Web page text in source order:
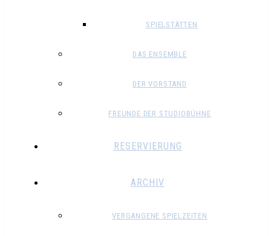
SPIELSTÄTTEN
DAS ENSEMBLE
DER VORSTAND
FREUNDE DER STUDIOBÜHNE
RESERVIERUNG
ARCHIV
VERGANGENE SPIELZEITEN